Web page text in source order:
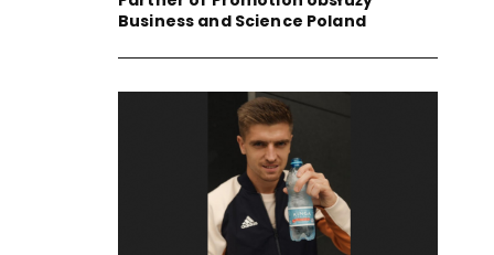
Business and Science Poland